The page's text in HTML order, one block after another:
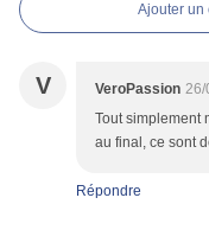
Ajouter un
V VeroPassion 26/
Tout simplement
au final, ce sont
Répondre